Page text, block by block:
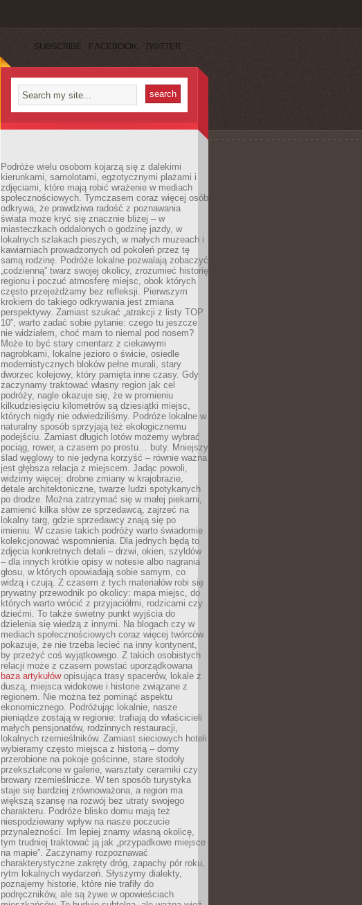
SUBSCRIBE FACEBOOK TWITTER
Podróże wielu osobom kojarzą się z dalekimi
kierunkami, samolotami, egzotycznymi plażami i
zdjęciami, które mają robić wrażenie w mediach
społecznościowych. Tymczasem coraz więcej osób
odkrywa, że prawdziwa radość z poznawania
świata może kryć się znacznie bliżej – w
miasteczkach oddalonych o godzinę jazdy, w
lokalnych szlakach pieszych, w małych muzeach i
kawiarniach prowadzonych od pokoleń przez tę
samą rodzinę. Podróże lokalne pozwalają zobaczyć
„codzienną” twarz swojej okolicy, zrozumieć historię
regionu i poczuć atmosferę miejsc, obok których
często przejeżdżamy bez refleksji. Pierwszym
krokiem do takiego odkrywania jest zmiana
perspektywy. Zamiast szukać „atrakcji z listy TOP
10”, warto zadać sobie pytanie: czego tu jeszcze
nie widziałem, choć mam to niemal pod nosem?
Może to być stary cmentarz z ciekawymi
nagrobkami, lokalne jezioro o świcie, osiedle
modernistycznych bloków pełne murali, stary
dworzec kolejowy, który pamięta inne czasy. Gdy
zaczynamy traktować własny region jak cel
podróży, nagle okazuje się, że w promieniu
kilkudziesięciu kilometrów są dziesiątki miejsc,
których nigdy nie odwiedziliśmy. Podróże lokalne w
naturalny sposób sprzyjają też ekologicznemu
podejściu. Zamiast długich lotów możemy wybrać
pociąg, rower, a czasem po prostu… buty. Mniejszy
ślad węglowy to nie jedyna korzyść – równie ważna
jest głębsza relacja z miejscem. Jadąc powoli,
widzimy więcej: drobne zmiany w krajobrazie,
detale architektoniczne, twarze ludzi spotykanych
po drodze. Można zatrzymać się w małej piekarni,
zamienić kilka słów ze sprzedawcą, zajrzeć na
lokalny targ, gdzie sprzedawcy znają się po
imieniu. W czasie takich podróży warto świadomie
kolekcjonować wspomnienia. Dla jednych będą to
zdjęcia konkretnych detali – drzwi, okien, szyldów
– dla innych krótkie opisy w notesie albo nagrania
głosu, w których opowiadają sobie samym, co
widzą i czują. Z czasem z tych materiałów robi się
prywatny przewodnik po okolicy: mapa miejsc, do
których warto wrócić z przyjaciółmi, rodzicami czy
dziećmi. To także świetny punkt wyjścia do
dzielenia się wiedzą z innymi. Na blogach czy w
mediach społecznościowych coraz więcej twórców
pokazuje, że nie trzeba lecieć na inny kontynent,
by przeżyć coś wyjątkowego. Z takich osobistych
relacji może z czasem powstać uporządkowana
baza artykułówopisująca trasy spacerów, lokale z
duszą, miejsca widokowe i historie związane z
regionem. Nie można też pominąć aspektu
ekonomicznego. Podróżując lokalnie, nasze
pieniądze zostają w regionie: trafiają do właścicieli
małych pensjonatów, rodzinnych restauracji,
lokalnych rzemieślników. Zamiast sieciowych hoteli
wybieramy często miejsca z historią – domy
przerobione na pokoje gościnne, stare stodoły
przekształcone w galerie, warsztaty ceramiki czy
browary rzemieślnicze. W ten sposób turystyka
staje się bardziej zrównoważona, a region ma
większą szansę na rozwój bez utraty swojego
charakteru. Podróże blisko domu mają też
niespodziewany wpływ na nasze poczucie
przynależności. Im lepiej znamy własną okolicę,
tym trudniej traktować ją jak „przypadkowe miejsce
na mapie”. Zaczynamy rozpoznawać
charakterystyczne zakręty dróg, zapachy pór roku,
rytm lokalnych wydarzeń. Słyszymy dialekty,
poznajemy historie, które nie trafiły do
podręczników, ale są żywe w opowieściach